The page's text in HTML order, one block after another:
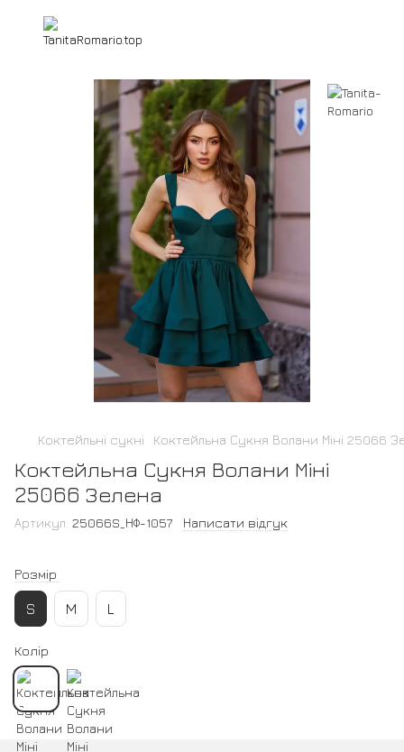
Коктейльні сукні Коктейльна Сукня Волани Міні 25066
Коктейльна Сукня Волани Міні
25066 Зелена
Артикул: 25066S_НФ-1057 Написати відгук
Розмір
S M L
Колір